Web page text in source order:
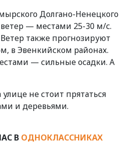
Долгано-Ненецкого
— местами 25-30 м/с.
также прогнозируют
в Эвенкийском районах.
— сильные осадки. А
не стоит прятаться
и деревьями.
В ОДНОКЛАССНИКАХ